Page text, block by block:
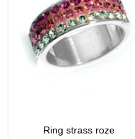
Ring strass roze